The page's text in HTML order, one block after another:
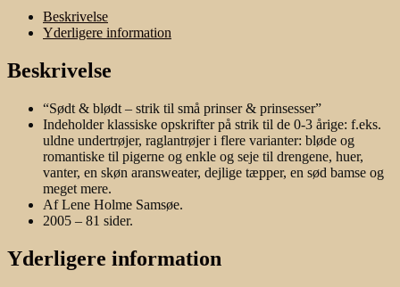
strik
små
prinser
prinsesser"
antal
Beskrivelse
Yderligere information
Beskrivelse
“Sødt & blødt – strik til små prinser & prinsesser”
Indeholder klassiske opskrifter på strik til de 0-3 årige: f.eks.
uldne undertrøjer, raglantrøjer i flere varianter: bløde og
romantiske til pigerne og enkle og seje til drengene, huer,
vanter, en skøn aransweater, dejlige tæpper, en sød bamse og
meget mere.
Af Lene Holme Samsøe.
2005 – 81 sider.
Yderligere information